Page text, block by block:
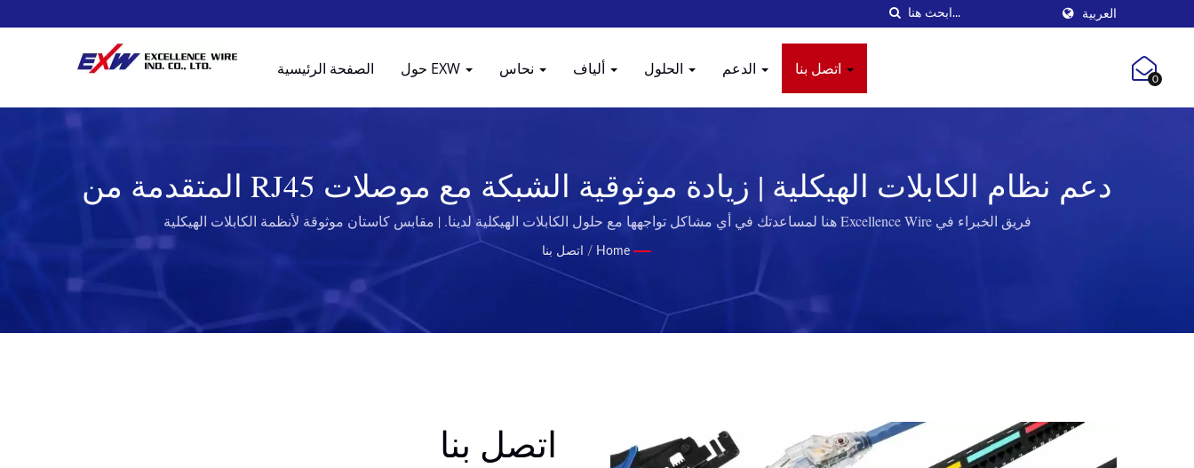
العربية
الصفحة الرئيسية حول EXW
0
دعم نظام الكابلات الهيكلية | زيادة موثوقية الشبكة مع موصلات RJ45 المتقدمة من
EXW
فريق الخبراء في Excellence Wire هنا لمساعدتك في أي مشاكل تواجهها مع حلول الكابلات الهيكلية لدينا. | مقابس كاستان موثوقة لأنظمة الكابلات الهيكلية
Home
/ اتصل بنا
اتصل بنا